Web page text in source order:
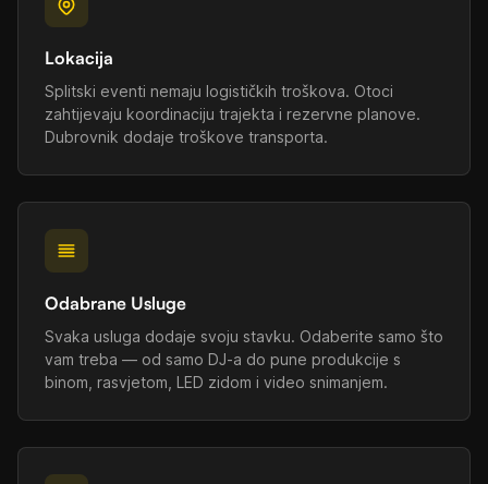
Lokacija
Splitski eventi nemaju logističkih troškova. Otoci
zahtijevaju koordinaciju trajekta i rezervne planove.
Dubrovnik dodaje troškove transporta.
Odabrane Usluge
Svaka usluga dodaje svoju stavku. Odaberite samo što
vam treba — od samo DJ-a do pune produkcije s
binom, rasvjetom, LED zidom i video snimanjem.